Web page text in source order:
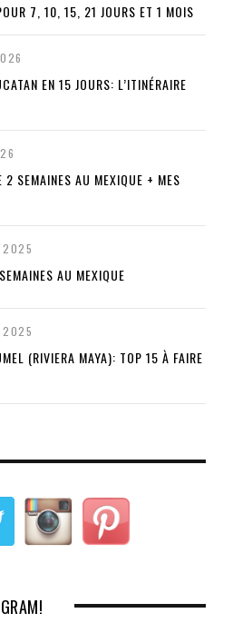
7, 10, 15, 21 JOURS ET 1 MOIS
EN 15 JOURS: L’ITINÉRAIRE
2 SEMAINES AU MEXIQUE + MES
2025
AU MEXIQUE
2025
(RIVIERA MAYA): TOP 15 À FAIRE